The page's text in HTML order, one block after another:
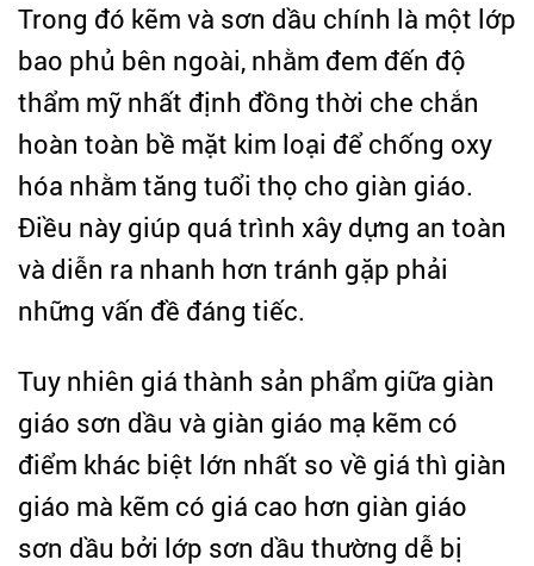
Trong đó kẽm và sơn dầu chính là một lớp
bao phủ bên ngoài, nhằm đem đến độ
thẩm mỹ nhất định đồng thời che chắn
hoàn toàn bề mặt kim loại để chống oxy
hóa nhằm tăng tuổi thọ cho giàn giáo.
Điều này giúp quá trình xây dựng an toàn
và diễn ra nhanh hơn tránh gặp phải
những vấn đề đáng tiếc.
Tuy nhiên giá thành sản phẩm giữa giàn
giáo sơn dầu và giàn giáo mạ kẽm có
điểm khác biệt lớn nhất so về giá thì giàn
giáo mà kẽm có giá cao hơn giàn giáo
sơn dầu bởi lớp sơn dầu thường dễ bị